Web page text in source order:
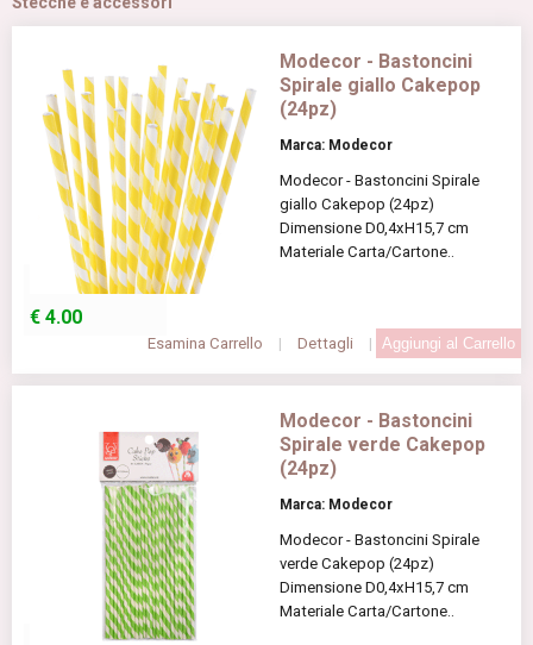
Modecor - Bastoncini
Spirale giallo Cakepop
(24pz)
Marca: Modecor
Modecor - Bastoncini Spirale
giallo Cakepop (24pz)
Dimensione D0,4xH15,7 cm
Materiale Carta/Cartone..
€ 4.00
Esamina Carrello | Dettagli |
Modecor - Bastoncini
Spirale verde Cakepop
(24pz)
Marca: Modecor
Modecor - Bastoncini Spirale
verde Cakepop (24pz)
Dimensione D0,4xH15,7 cm
Materiale Carta/Cartone..